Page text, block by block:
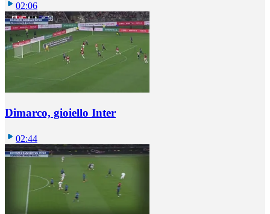
02:06
Dimarco, gioiello Inter
02:44